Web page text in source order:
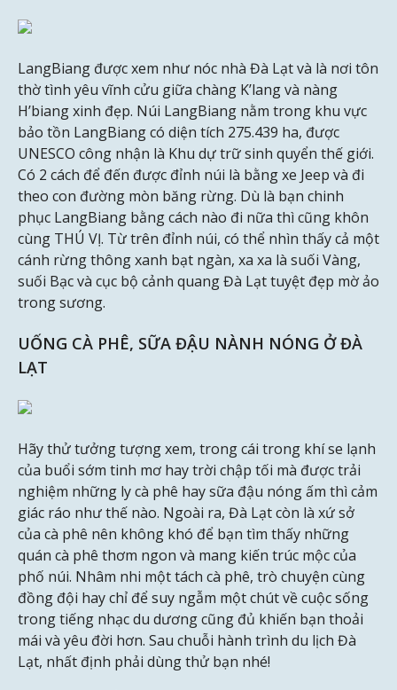
LangBiang được xem như nóc nhà Đà Lạt và là nơi tôn
thờ tình yêu vĩnh cửu giữa chàng K’lang và nàng
H’biang xinh đẹp. Núi LangBiang nằm trong khu vực
bảo tồn LangBiang có diện tích 275.439 ha, được
UNESCO công nhận là Khu dự trữ sinh quyển thế giới.
Có 2 cách để đến được đỉnh núi là bằng xe Jeep và đi
theo con đường mòn băng rừng. Dù là bạn chinh
phục LangBiang bằng cách nào đi nữa thì cũng khôn
cùng THÚ VỊ. Từ trên đỉnh núi, có thể nhìn thấy cả một
cánh rừng thông xanh bạt ngàn, xa xa là suối Vàng,
suối Bạc và cục bộ cảnh quang Đà Lạt tuyệt đẹp mờ ảo
trong sương.
UỐNG CÀ PHÊ, SỮA ĐẬU NÀNH NÓNG Ở ĐÀ
LẠT
Hãy thử tưởng tượng xem, trong cái trong khí se lạnh
của buổi sớm tinh mơ hay trời chập tối mà được trải
nghiệm những ly cà phê hay sữa đậu nóng ấm thì cảm
giác ráo như thế nào. Ngoài ra, Đà Lạt còn là xứ sở
của cà phê nên không khó để bạn tìm thấy những
quán cà phê thơm ngon và mang kiến trúc mộc của
phố núi. Nhâm nhi một tách cà phê, trò chuyện cùng
đồng đội hay chỉ để suy ngẫm một chút về cuộc sống
trong tiếng nhạc du dương cũng đủ khiến bạn thoải
mái và yêu đời hơn. Sau chuỗi hành trình du lịch Đà
Lạt, nhất định phải dùng thử bạn nhé!